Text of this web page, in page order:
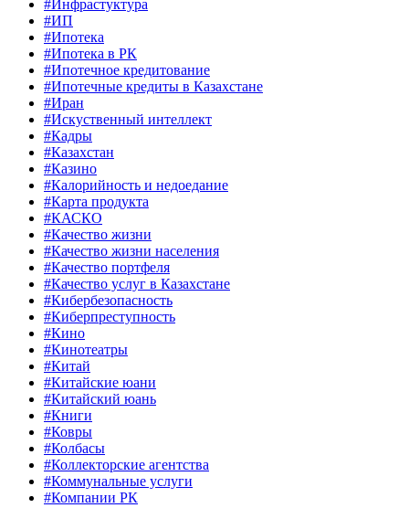
#Инфрастуктура
#ИП
#Ипотека
#Ипотека в РК
#Ипотечное кредитование
#Ипотечные кредиты в Казахстане
#Иран
#Искуственный интеллект
#Кадры
#Казахстан
#Казино
#Калорийность и недоедание
#Карта продукта
#КАСКО
#Качество жизни
#Качество жизни населения
#Качество портфеля
#Качество услуг в Казахстане
#Кибербезопасность
#Киберпреступность
#Кино
#Кинотеатры
#Китай
#Китайские юани
#Китайский юань
#Книги
#Ковры
#Колбасы
#Коллекторские агентства
#Коммунальные услуги
#Компании РК